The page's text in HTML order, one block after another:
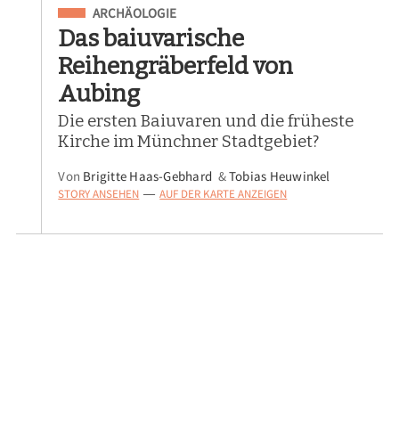
Eingeordnet unter
ARCHÄOLOGIE
Das baiuvarische
Reihengräberfeld von
Aubing
Die ersten Baiuvaren und die früheste
Kirche im Münchner Stadtgebiet?
Von Brigitte Haas-Gebhard &Tobias Heuwinkel
STORY ANSEHEN — AUF DER KARTE ANZEIGEN